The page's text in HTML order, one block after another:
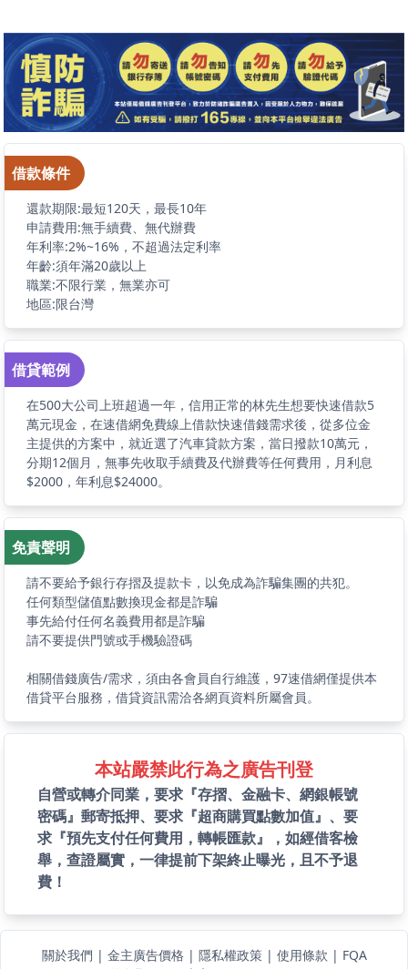
借款條件
還款期限:最短120天，最長10年
申請費用:無手續費、無代辦費
年利率:2%~16%，不超過法定利率
年齡:須年滿20歲以上
職業:不限行業，無業亦可
地區:限台灣
借貸範例
在500大公司上班超過一年，信用正常的林先生想要快速借款5
萬元現金，在速借網免費線上借款快速借錢需求後，從多位金
主提供的方案中，就近選了汽車貸款方案，當日撥款10萬元，
分期12個月，無事先收取手續費及代辦費等任何費用，月利息
$2000，年利息$24000。
免責聲明
請不要給予銀行存摺及提款卡，以免成為詐騙集團的共犯。
任何類型儲值點數換現金都是詐騙
事先給付任何名義費用都是詐騙
請不要提供門號或手機驗證碼
相關借錢廣告/需求，須由各會員自行維護，97速借網僅提供本
借貸平台服務，借貸資訊需洽各網頁資料所屬會員。
本站嚴禁此行為之廣告刊登
自營或轉介同業，要求『存摺、金融卡、網銀帳號
密碼』郵寄抵押、要求『超商購買點數加值』、要
求『預先支付任何費用，轉帳匯款』，如經借客檢
舉，查證屬實，一律提前下架終止曝光，且不予退
費！
關於我們 | 金主廣告價格| 隱私權政策| 使用條款 | FQA